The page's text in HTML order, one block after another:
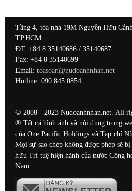
Tầng 4, tòa nhà 19M Nguyễn Hữu
TP.HCM
ĐT: +84 8 35140686 / 35140687
Fax: +84 8 35140699
Email: toasoan@nudoanhnhan.net
Hotline: 090 845 0854
© 2008 - 2023 Nudoanhnhan.net. All
® Tất cả hình ảnh và nội dung trong
của One Pacific Holdings và Tạp chí
Mọi sự sao chép không được phép sẽ
hữu Trí tuệ hiện hành của nước Cộng
Nam.